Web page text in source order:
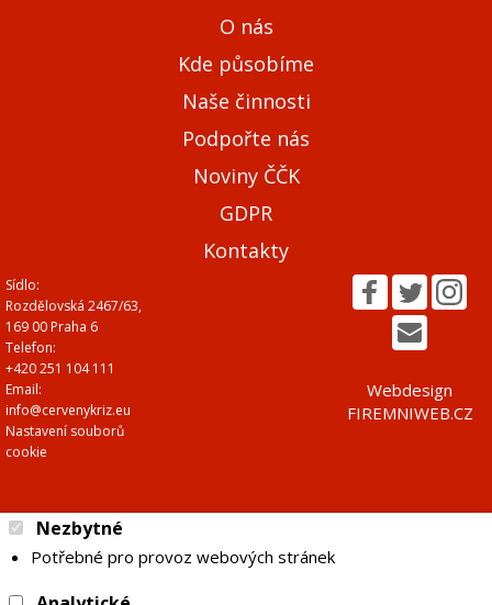
O nás
Kde působíme
Naše činnosti
Podpořte nás
Noviny ČČK
GDPR
Kontakty
Sídlo:
Rozdělovská 2467/63,
169 00 Praha 6
Telefon:
+420 251 104 111
Email:
info@cervenykriz.eu
Nastavení souborů
cookie
Webdesign
FIREMNIWEB.CZ
Nezbytné
Potřebné pro provoz webových stránek